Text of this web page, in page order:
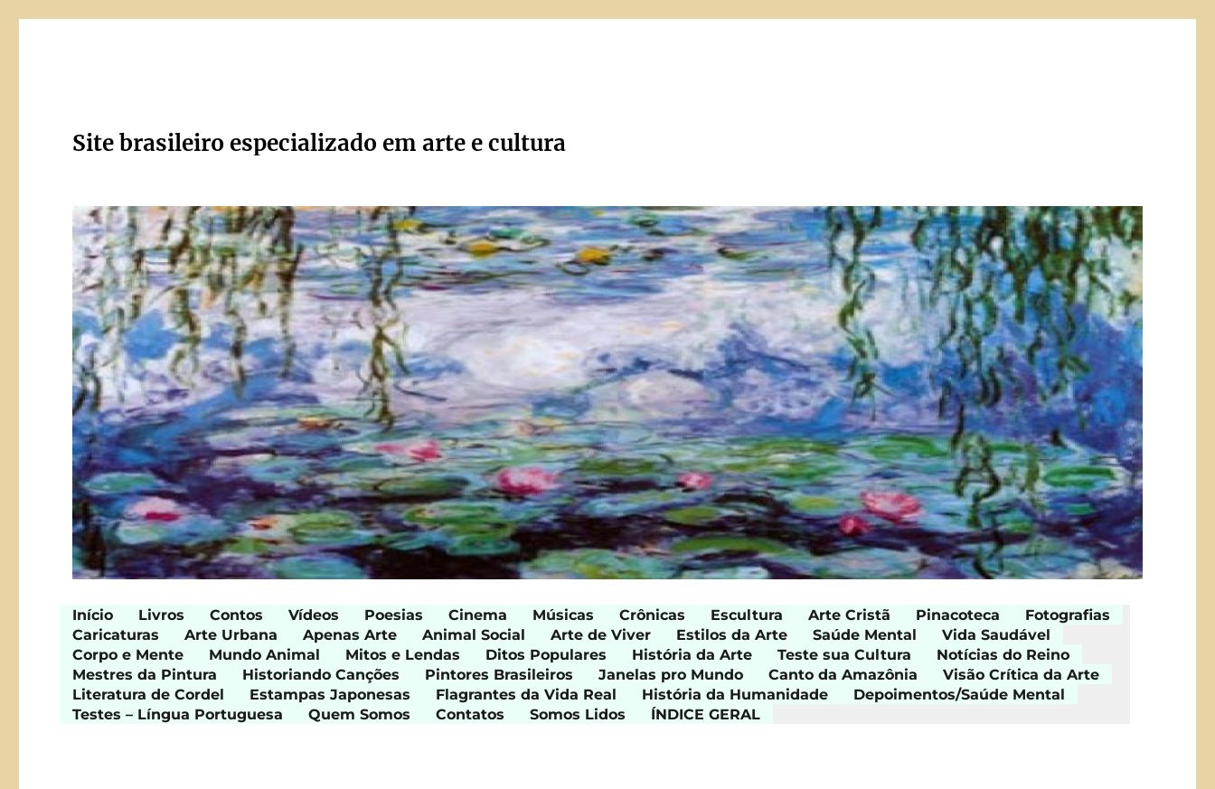
Site brasileiro especializado em arte e cultura
Início Livros Contos Vídeos Poesias Cinema Músicas Crônicas Escultura Arte Cristã Pinacoteca
Fotografias
Caricaturas
Arte Urbana Apenas Arte Animal Social Arte de Viver Estilos da Arte Saúde Mental
Vida Saudável
Corpo e Mente
Mundo Animal Mitos e Lendas Ditos Populares História da Arte Teste sua Cultura
Notícias do Reino
Mestres da Pintura
Historiando Canções Pintores Brasileiros Janelas pro Mundo Canto da Amazônia
Visão Crítica da Arte
Literatura de Cordel
Estampas Japonesas Flagrantes da Vida Real História da Humanidade
Depoimentos/Saúde Mental
Testes – Língua Portuguesa
Quem Somos Contatos Somos Lidos ÍNDICE GERAL